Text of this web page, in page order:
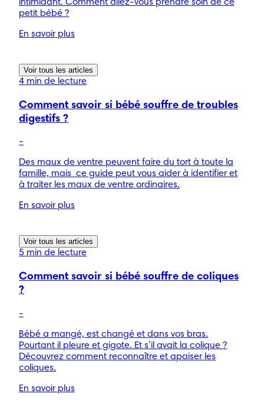
intimidant. Comment allez-vous prendre soin de ce
petit bébé ?
En savoir plus
Voir tous les articles
4 min de lecture
Comment savoir si bébé souffre de troubles
digestifs ?
-
Des maux de ventre peuvent faire du tort à toute la
famille, mais ce guide peut vous aider à identifier et
à traiter les maux de ventre ordinaires.
En savoir plus
Voir tous les articles
5 min de lecture
Comment savoir si bébé souffre de coliques
?
-
Bébé a mangé, est changé et dans vos bras.
Pourtant il pleure et gigote. Et s’il avait la colique ?
Découvrez comment reconnaître et apaiser les
coliques.
En savoir plus